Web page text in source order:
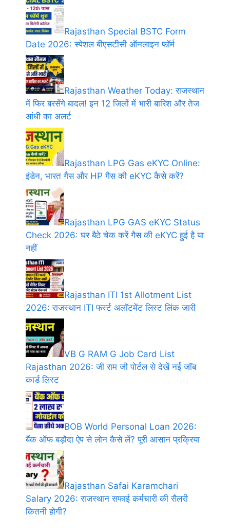
Rajasthan Special BSTC Form
Date 2026: स्पेशल बीएसटीसी ऑनलाइन फॉर्म
Rajasthan Weather Today: राजस्थान
में फिर बरसेंगे बादल! इन 12 जिलों में भारी बारिश और तेज
आंधी का अलर्ट
Rajasthan LPG Gas eKYC Online:
इंडेन, भारत गैस और HP गैस की eKYC कैसे करें?
Rajasthan LPG GAS eKYC Status
Check 2026: घर बैठे चेक करें गैस की eKYC हुई है या
नहीं
Rajasthan ITI 1st Allotment List
2026: राजस्थान ITI फर्स्ट अलॉटमेंट लिस्ट लिंक जारी
VB G RAM G Job Card List
Rajasthan 2026: जी राम जी पोर्टल से देखें नई जॉब
कार्ड लिस्ट
BOB World Personal Loan 2026:
बैंक ऑफ बड़ौदा ऐप से लोन कैसे लें? पूरी आसान प्रक्रिया
Rajasthan Safai Karamchari
Salary 2026: राजस्थान सफाई कर्मचारी की सैलरी
कितनी होगी?